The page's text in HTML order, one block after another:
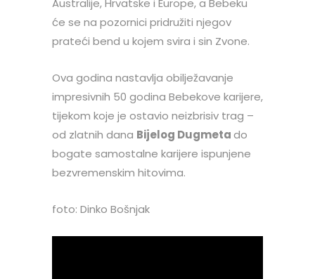
Australije, Hrvatske i Europe, a Bebeku
će se na pozornici pridružiti njegov
prateći bend u kojem svira i sin Zvone.
Ova godina nastavlja obilježavanje
impresivnih 50 godina Bebekove karijere,
tijekom koje je ostavio neizbrisiv trag –
od zlatnih dana Bijelog Dugmetado
bogate samostalne karijere ispunjene
bezvremenskim hitovima.
foto: Dinko Bošnjak